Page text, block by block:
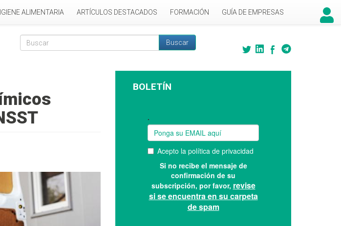
ALIMENTARIA ARTÍCULOS DESTACADOS FORMACIÓN GUÍA DE EMPRESAS
Formulario de búsqueda
Buscar
BOLETÍN